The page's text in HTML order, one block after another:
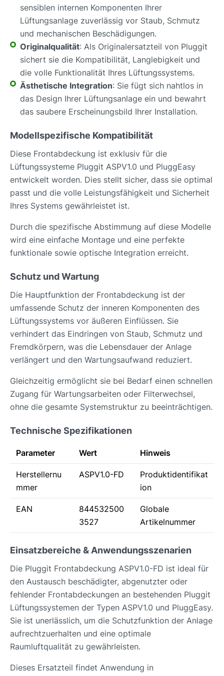
sensiblen internen Komponenten Ihrer
Lüftungsanlage zuverlässig vor Staub, Schmutz
und mechanischen Beschädigungen.
Originalqualität: Als Originalersatzteil von Pluggit
sichert sie die Kompatibilität, Langlebigkeit und
die volle Funktionalität Ihres Lüftungssystems.
Ästhetische Integration: Sie fügt sich nahtlos in
das Design Ihrer Lüftungsanlage ein und bewahrt
das saubere Erscheinungsbild Ihrer Installation.
Modellspezifische Kompatibilität
Diese Frontabdeckung ist exklusiv für die
Lüftungssysteme Pluggit ASPV1.0 und PluggEasy
entwickelt worden. Dies stellt sicher, dass sie optimal
passt und die volle Leistungsfähigkeit und Sicherheit
Ihres Systems gewährleistet ist.
Durch die spezifische Abstimmung auf diese Modelle
wird eine einfache Montage und eine perfekte
funktionale sowie optische Integration erreicht.
Schutz und Wartung
Die Hauptfunktion der Frontabdeckung ist der
umfassende Schutz der inneren Komponenten des
Lüftungssystems vor äußeren Einflüssen. Sie
verhindert das Eindringen von Staub, Schmutz und
Fremdkörpern, was die Lebensdauer der Anlage
verlängert und den Wartungsaufwand reduziert.
Gleichzeitig ermöglicht sie bei Bedarf einen schnellen
Zugang für Wartungsarbeiten oder Filterwechsel,
ohne die gesamte Systemstruktur zu beeinträchtigen.
Technische Spezifikationen
Parameter Wert Hinweis
Herstellernu
mmer
ASPV1.0-FD
Produktidentifikat
ion
EAN
844532500
3527
Globale
Artikelnummer
Einsatzbereiche & Anwendungsszenarien
Die Pluggit Frontabdeckung ASPV1.0-FD ist ideal für
den Austausch beschädigter, abgenutzter oder
fehlender Frontabdeckungen an bestehenden Pluggit
Lüftungssystemen der Typen ASPV1.0 und PluggEasy.
Sie ist unerlässlich, um die Schutzfunktion der Anlage
aufrechtzuerhalten und eine optimale
Raumluftqualität zu gewährleisten.
Dieses Ersatzteil findet Anwendung in